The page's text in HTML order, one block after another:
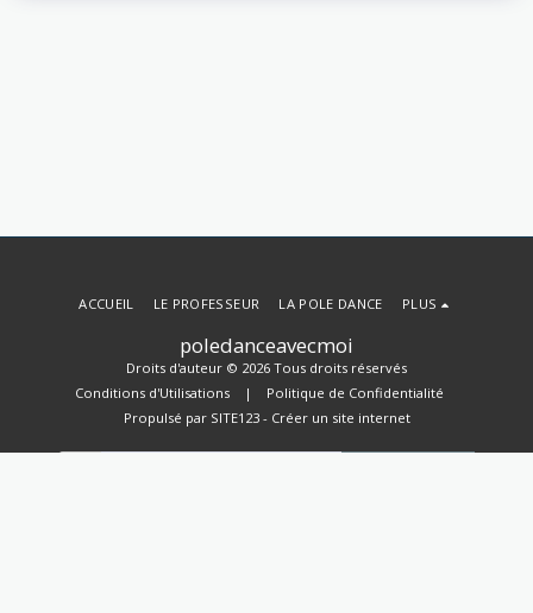
poledanceavecmoi
Droits d'auteur © 2026 Tous droits réservés
Conditions d'Utilisations | Politique de Confidentialité
Propulsé par SITE123- Créer un site internet
ACCUEIL LE PROFESSEUR LA POLE DANCE PLUS